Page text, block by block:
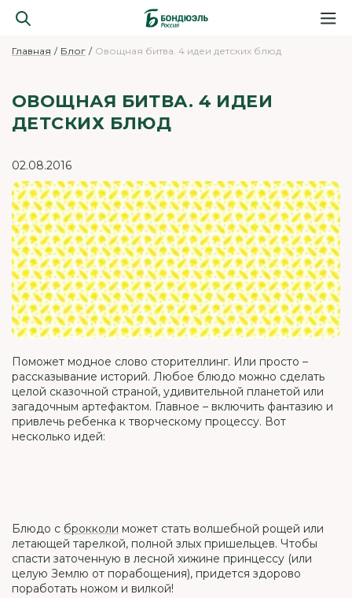
Главная Блог Овощная битва. 4 идеи детских блюд
ОВОЩНАЯ БИТВА. 4 ИДЕИ
ДЕТСКИХ БЛЮД
02.08.2016
Поможет модное слово сторителлинг. Или просто –
рассказывание историй. Любое блюдо можно сделать
целой сказочной страной, удивительной планетой или
загадочным артефактом. Главное – включить фантазию и
привлечь ребенка к творческому процессу. Вот
несколько идей:
Блюдо с брокколи может стать волшебной рощей или
летающей тарелкой, полной злых пришельцев. Чтобы
спасти заточенную в лесной хижине принцессу (или
целую Землю от порабощения), придется здорово
поработать ножом и вилкой!